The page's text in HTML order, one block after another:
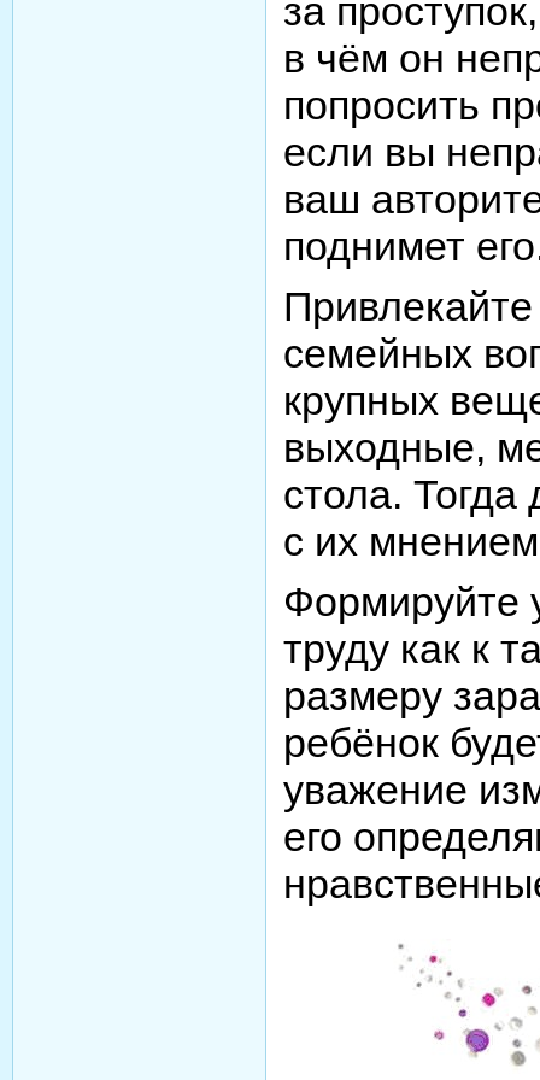
за
в чём он
попросить
если вы
ваш
поднимет
семейных
крупных
выходные,
стола. Тогда
с их
Формируйте
труду как к
размеру
ребёнок
уважение
его